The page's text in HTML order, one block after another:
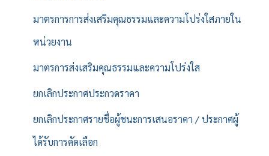
มาตรการการส่งเสริมคุณธรรมและความโปร่งใสภายใน
หน่วยงาน
มาตรการส่งเสริมคุณธรรมและความโปร่งใส
ยกเลิกประกาศประกวดราคา
ยกเลิกประกาศรายชื่อผู้ชนะการเสนอราคา / ประกาศผู้
ได้รับการคัดเลือก